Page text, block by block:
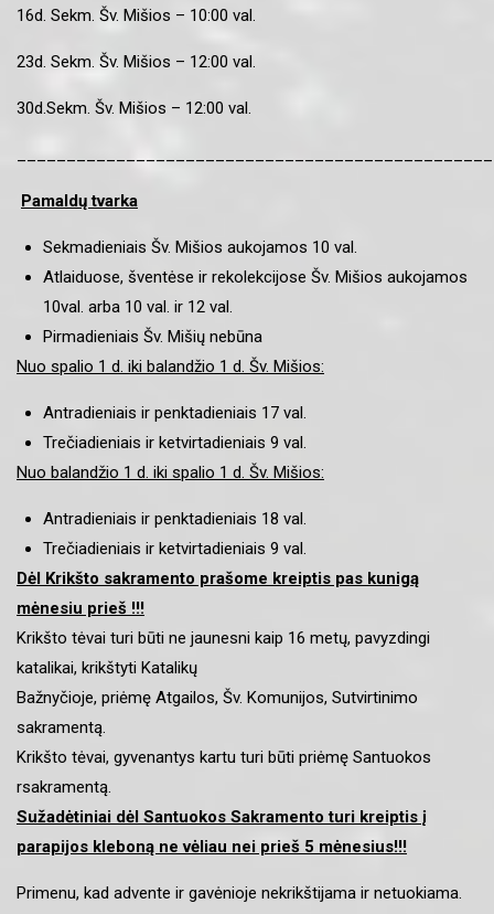
16d. Sekm. Šv. Mišios – 10:00 val.
23d. Sekm. Šv. Mišios – 12:00 val.
30d.Sekm. Šv. Mišios – 12:00 val.
Pamaldų tvarka
Sekmadieniais Šv. Mišios aukojamos 10 val.
Atlaiduose, šventėse ir rekolekcijose Šv. Mišios aukojamos
10val. arba 10 val. ir 12 val.
Pirmadieniais Šv. Mišių nebūna
Nuo spalio 1 d. iki balandžio 1 d. Šv. Mišios:
Antradieniais ir penktadieniais 17 val.
Trečiadieniais ir ketvirtadieniais 9 val.
Nuo balandžio 1 d. iki spalio 1 d. Šv. Mišios:
Antradieniais ir penktadieniais 18 val.
Trečiadieniais ir ketvirtadieniais 9 val.
Dėl Krikšto sakramento prašome kreiptis pas kunigą
mėnesiu prieš !!!
Krikšto tėvai turi būti ne jaunesni kaip 16 metų, pavyzdingi
katalikai, krikštyti Katalikų
Bažnyčioje, priėmę Atgailos, Šv. Komunijos, Sutvirtinimo
sakramentą.
Krikšto tėvai, gyvenantys kartu turi būti priėmę Santuokos
rsakramentą.
Sužadėtiniai dėl Santuokos Sakramento turi kreiptis į
parapijos kleboną ne vėliau nei prieš 5 mėnesius!!!
Primenu, kad advente ir gavėnioje nekrikštijama ir netuokiama.